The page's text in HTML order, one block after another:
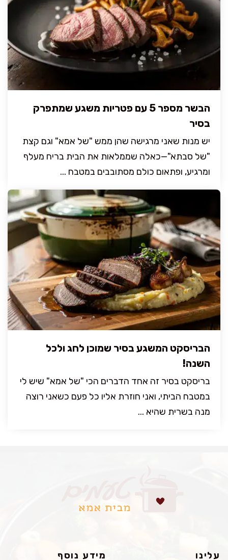
הבשר מספר 5 עם פטריות משגע שמתפרק
בסיר
יש מנות שאני מרגישה שהן ממש "של אמא" וגם קצת
"של סבתא"—כאלה שממלאות את הבית בריח מעלף
ומרגיע, ופתאום כולם מסתובבים במטבח ...
הבריסקט המשגע בסיר שמוכן לחג ולכל
השנה!
בריסקט בסיר זה אחד הדברים הכי "של אמא" שיש לי
במטבח הביתי, ואני חוזרת אליו כל פעם כשאני רוצה
מנה בשרית שהיא ...
עלינו מידע נוסף